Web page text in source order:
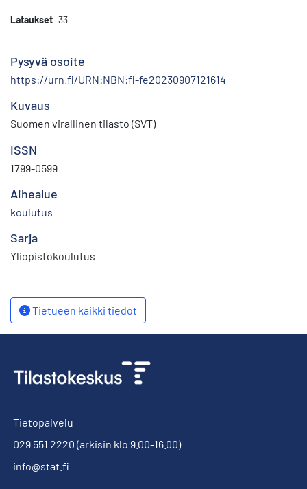
Lataukset 33
Pysyvä osoite
https://urn.fi/URN:NBN:fi-fe20230907121614
Kuvaus
Suomen virallinen tilasto (SVT)
ISSN
1799-0599
Aihealue
koulutus
Sarja
Yliopistokoulutus
Tietueen kaikki tiedot
Tietopalvelu
029 551 2220 (arkisin klo 9.00-16.00)
info@stat.fi